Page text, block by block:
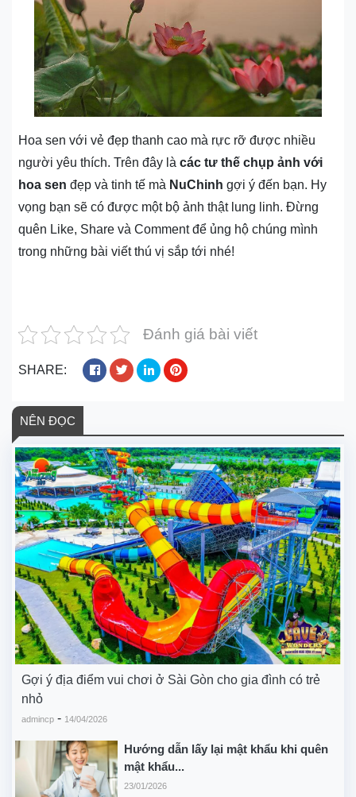
Hoa sen với vẻ đẹp thanh cao mà rực rỡ được nhiều
người yêu thích. Trên đây là các tư thế chụp ảnh với
hoa sen đẹp và tinh tế mà NuChinh gợi ý đến bạn. Hy
vọng bạn sẽ có được một bộ ảnh thật lung linh. Đừng
quên Like, Share và Comment để ủng hộ chúng mình
trong những bài viết thú vị sắp tới nhé!
Đánh giá bài viết
SHARE:
NÊN ĐỌC
Gợi ý địa điểm vui chơi ở Sài Gòn cho gia đình có trẻ
nhỏ
admincp - 14/04/2026
Hướng dẫn lấy lại mật khẩu khi quên
mật khẩu...
23/01/2026